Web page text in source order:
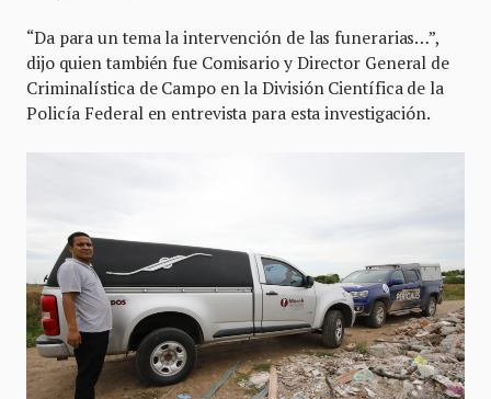
“Da para un tema la intervención de las funerarias…”,
dijo quien también fue Comisario y Director General de
Criminalística de Campo en la División Científica de la
Policía Federal en entrevista para esta investigación.